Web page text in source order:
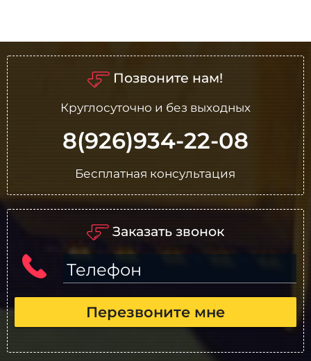
Позвоните нам!
Круглосуточно и без выходных
8(926)934-22-08
Бесплатная консультация
Заказать звонок
Телефон
Перезвоните мне